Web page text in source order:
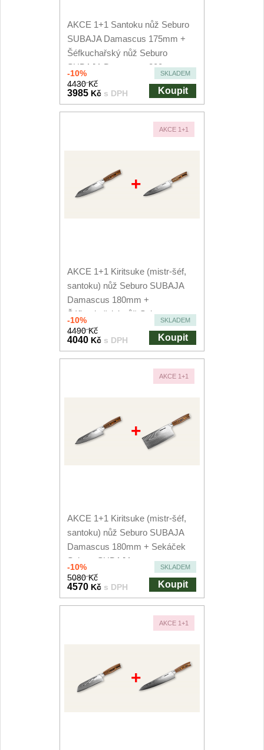
AKCE 1+1 Santoku nůž Seburo
SUBAJA Damascus 175mm +
Šéfkuchařský nůž Seburo
SUBAJA Damascus 200mm
-10% SKLADEM
4430 Kč
3985 Kč s DPH Koupit
AKCE 1+1
+
AKCE 1+1 Kiritsuke (mistr-šéf,
santoku) nůž Seburo SUBAJA
Damascus 180mm +
Šéfkuchařský nůž Seburo...
-10% SKLADEM
4490 Kč
4040 Kč s DPH Koupit
AKCE 1+1
+
AKCE 1+1 Kiritsuke (mistr-šéf,
santoku) nůž Seburo SUBAJA
Damascus 180mm + Sekáček
Seburo SUBAJA...
-10% SKLADEM
5080 Kč
4570 Kč s DPH Koupit
AKCE 1+1
+